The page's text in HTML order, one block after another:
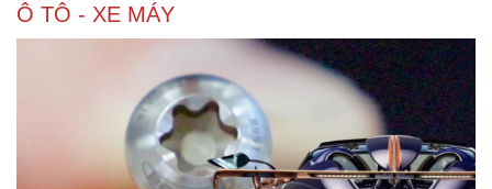
Ô TÔ - XE MÁY